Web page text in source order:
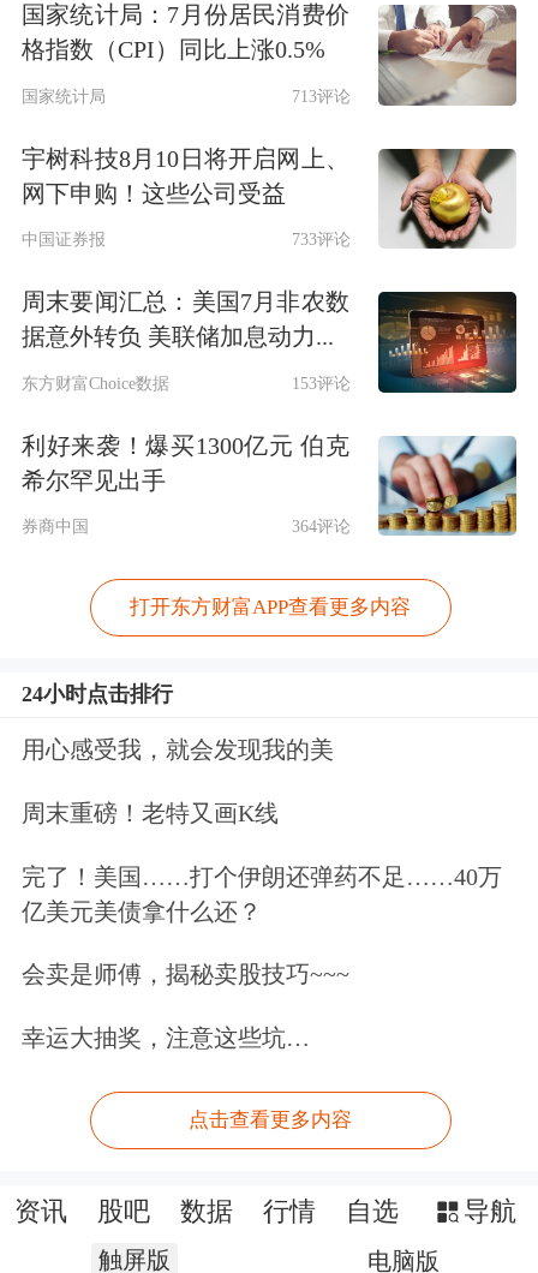
国家统计局：7月份居民消费价
格指数（CPI）同比上涨0.5%
国家统计局 713评论
宇树科技8月10日将开启网上、
网下申购！这些公司受益
中国证券报 733评论
周末要闻汇总：美国7月非农数
据意外转负 美联储加息动力...
东方财富Choice数据 153评论
利好来袭！爆买1300亿元 伯克
希尔罕见出手
券商中国 364评论
打开东方财富APP查看更多内容
24小时点击排行
用心感受我，就会发现我的美
周末重磅！老特又画K线
完了！美国……打个伊朗还弹药不足……40万
亿美元美债拿什么还？
会卖是师傅，揭秘卖股技巧~~~
幸运大抽奖，注意这些坑…
点击查看更多内容
资讯 股吧 数据 行情 自选 导航
触屏版 电脑版